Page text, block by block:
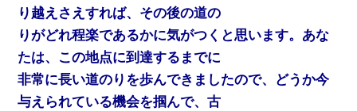
り越えさえすれば、その後の道の
りがどれ程楽であるかに気がつくと思います。あな
たは、この地点に到達するまでに
非常に長い道のりを歩んできましたので、どうか今
与えられている機会を掴んで、古